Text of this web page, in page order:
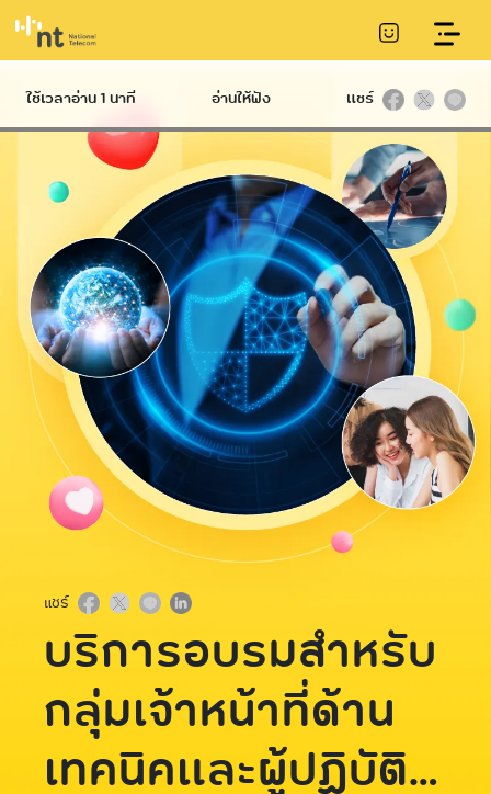
Hard
Infrastructure
บริการท่อร้อยสาย
Communication
Conduit
บริการเสา
โทรคมนาคม
Telecommunication
Tower
International
บริการ NT IIG
Datacom
International
Service
Broadband
NT Broadband
บริการอินเทอร์เน็ต
ไฟเบอร์ความเร็วสูง
NetPlay บริการ
กล่องทีวีออนไลน์
Hi-speed บริการ
อินเทอร์เน็ตผ่าน
โทรศัพท์บ้าน ADSL
แชร์
บริการอบรมสำหรับ
กลุ่มเจ้าหน้าที่ด้าน
เทคนิคและผู้ปฏิบัติ
บริการอบรมสำหรับกลุ่มเจ้าหน้าที่ด้านเทคนิคและผู้
ปฏิบัติงาน
ใช้เวลาอ่าน 1 นาที อ่านให้ฟัง แชร์